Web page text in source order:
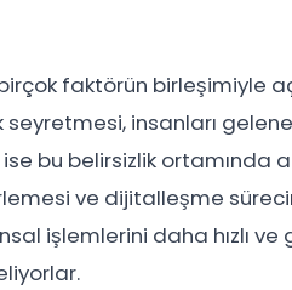
faktörün birleşimiyle
seyretmesi, insanları
bu belirsizlik ortamında
ve dijitalleşme
işlemlerini daha hızlı